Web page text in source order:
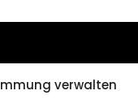
verwalten
SALZGITTER